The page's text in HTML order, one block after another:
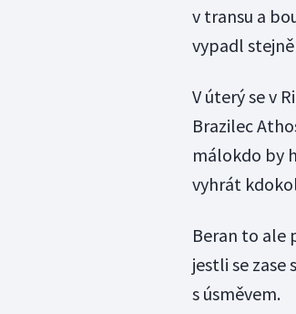
v transu a
vypadl
V úterý se v
Brazilec
málokdo by
vyhrát
Beran to ale
jestli se zase
s úsměvem.